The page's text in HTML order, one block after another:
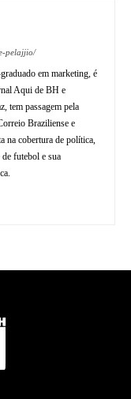
pelajjio/
em marketing, é
Aqui de BH e
tem passagem pela
Braziliense e
na cobertura de política,
futebol e sua